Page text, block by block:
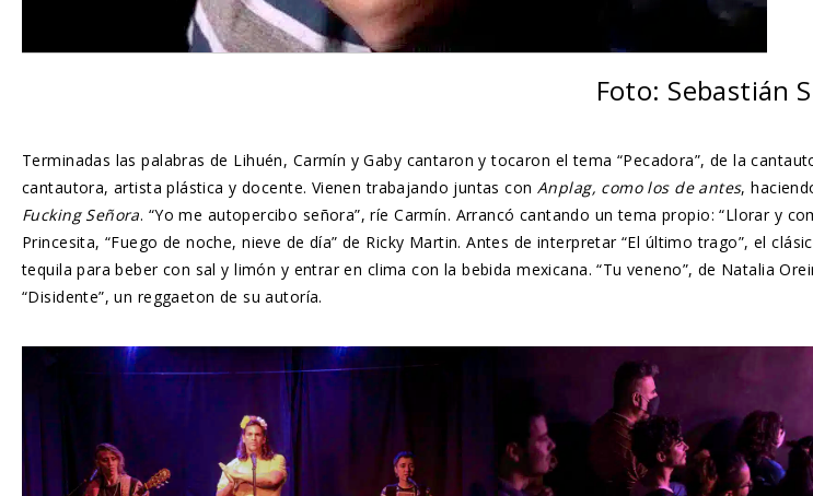
Foto: Sebastián
Terminadas las palabras de Lihuén, Carmín y Gaby cantaron y tocaron el tema “Pecadora”, de la
cantautora, artista plástica y docente. Vienen trabajando juntas con Anplag, como los de antes,
Fucking Señora. “Yo me autopercibo señora”, ríe Carmín. Arrancó cantando un tema propio: “Llorar y
Princesita, “Fuego de noche, nieve de día” de Ricky Martin. Antes de interpretar “El último trago”, el
tequila para beber con sal y limón y entrar en clima con la bebida mexicana. “Tu veneno”, de Natalia
“Disidente”, un reggaeton de su autoría.